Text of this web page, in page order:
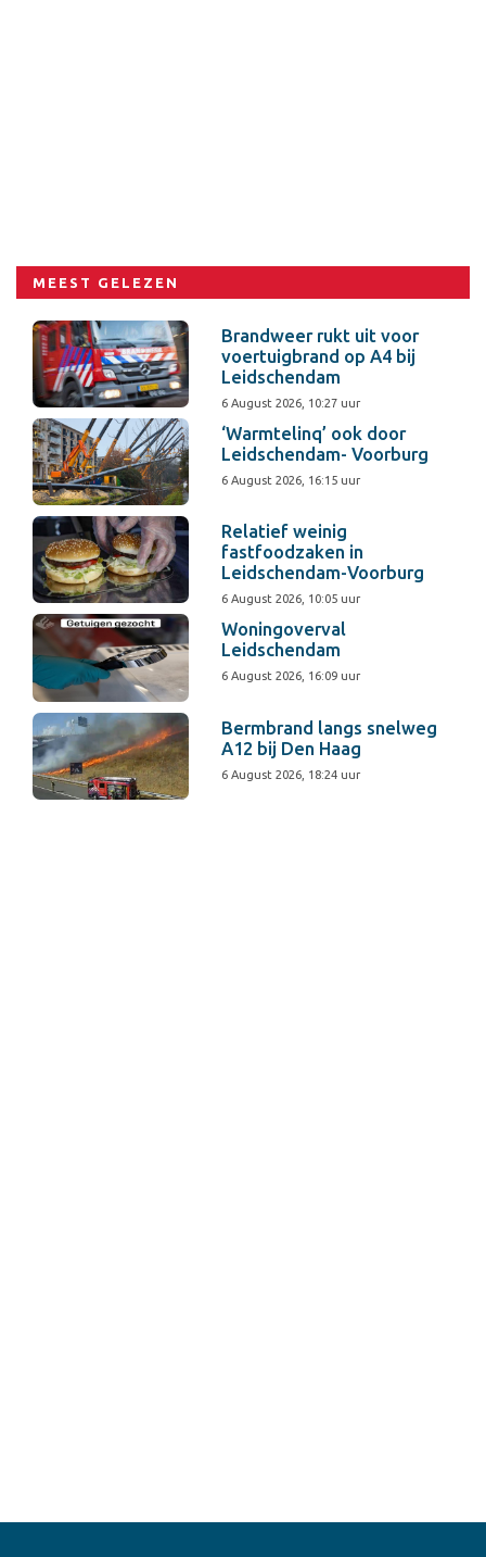
MEEST GELEZEN
Brandweer rukt uit voor
voertuigbrand op A4 bij
Leidschendam
6 August 2026, 10:27 uur
‘Warmtelinq’ ook door
Leidschendam- Voorburg
6 August 2026, 16:15 uur
Relatief weinig
fastfoodzaken in
Leidschendam-Voorburg
6 August 2026, 10:05 uur
Woningoverval
Leidschendam
6 August 2026, 16:09 uur
Bermbrand langs snelweg
A12 bij Den Haag
6 August 2026, 18:24 uur